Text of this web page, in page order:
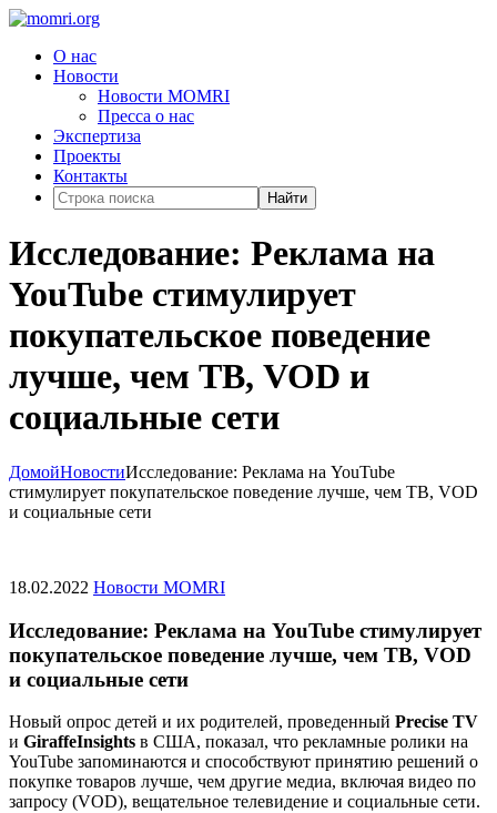
О нас
Новости
Новости MOMRI
Пресса о нас
Экспертиза
Проекты
Контакты
Найти
Исследование: Реклама на
YouTube стимулирует
покупательское поведение
лучше, чем ТВ, VOD и
социальные сети
ДомойНовостиИсследование: Реклама на YouTube
стимулирует покупательское поведение лучше, чем ТВ, VOD
и социальные сети
18.02.2022 Новости MOMRI
Исследование: Реклама на YouTube стимулирует
покупательское поведение лучше, чем ТВ, VOD
и социальные сети
Новый опрос детей и их родителей, проведенный Precise TV
и GiraffeInsights в США, показал, что рекламные ролики на
YouTube запоминаются и способствуют принятию решений о
покупке товаров лучше, чем другие медиа, включая видео по
запросу (VOD), вещательное телевидение и социальные сети.